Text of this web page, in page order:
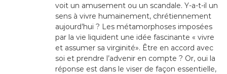
voit un amusement ou un scandale. Y-a-t-il un
sens à vivre humainement, chrétiennement
aujourd’hui ? Les métamorphoses imposées
par la vie liquident une idée fascinante « vivre
et assumer sa virginité». Être en accord avec
soi et prendre l’advenir en compte ? Or, oui la
réponse est dans le viser de façon essentielle,